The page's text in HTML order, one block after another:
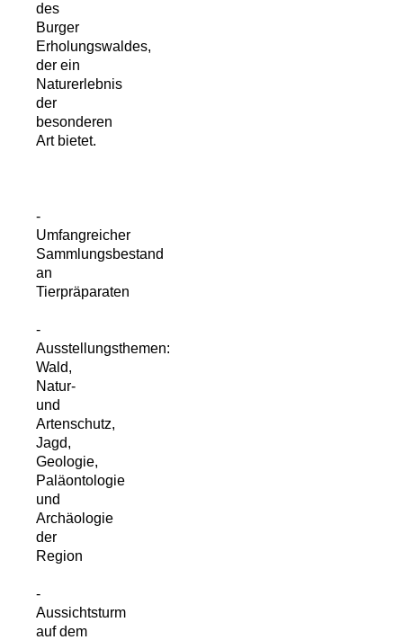
des
Burger
Erholungswaldes,
der ein
Naturerlebnis
der
besonderen
Art bietet.
-
Umfangreicher
Sammlungsbestand
an
Tierpräparaten
-
Ausstellungsthemen:
Wald,
Natur-
und
Artenschutz,
Jagd,
Geologie,
Paläontologie
und
Archäologie
der
Region
-
Aussichtsturm
auf dem